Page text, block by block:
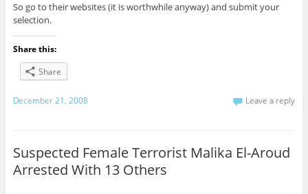
So go to their websites (it is worthwhile anyway) and submit your
selection.
Share this:
Share
December 21, 2008 Leave a reply
Suspected Female Terrorist Malika El-Aroud
Arrested With 13 Others